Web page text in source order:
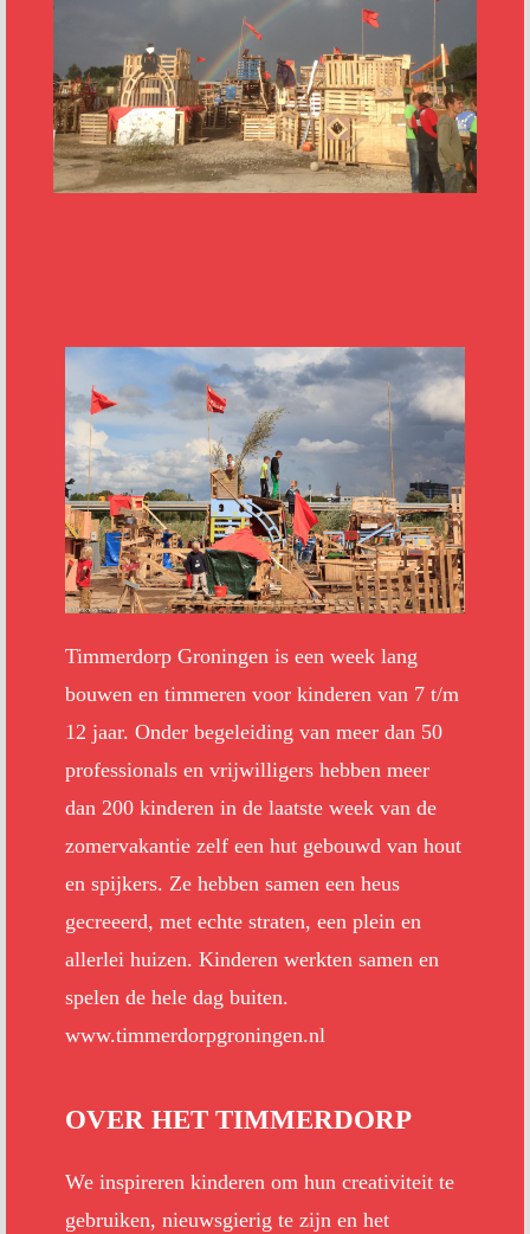
Timmerdorp Groningen is een week lang
bouwen en timmeren voor kinderen van 7 t/m
12 jaar. Onder begeleiding van meer dan 50
professionals en vrijwilligers hebben meer
dan 200 kinderen in de laatste week van de
zomervakantie zelf een hut gebouwd van hout
en spijkers. Ze hebben samen een heus
gecreeerd, met echte straten, een plein en
allerlei huizen. Kinderen werkten samen en
spelen de hele dag buiten.
www.timmerdorpgroningen.nl
OVER HET TIMMERDORP
We inspireren kinderen om hun creativiteit te
gebruiken, nieuwsgierig te zijn en het